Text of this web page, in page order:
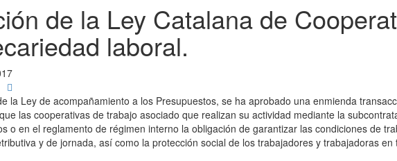
de la Ley Catalana de
laboral.
la Ley de acompañamiento a los Presupuestos, se ha aprobado una enmienda
las cooperativas de trabajo asociado que realizan su actividad mediante la
o en el reglamento de régimen interno la obligación de garantizar las condiciones de
y de jornada, así como la protección social de los trabajadores y trabajadoras